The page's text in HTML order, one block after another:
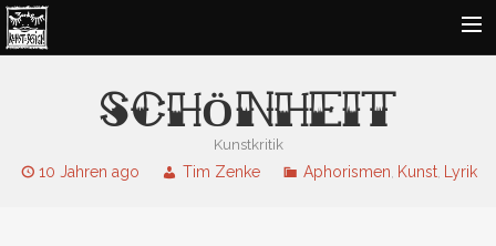
FOTOKUNST
KUNST UND MALEREI
DESIGNS
SCHÖNHEIT
Kunstkritik
10 Jahren ago Tim Zenke Aphorismen, Kunst, Lyrik